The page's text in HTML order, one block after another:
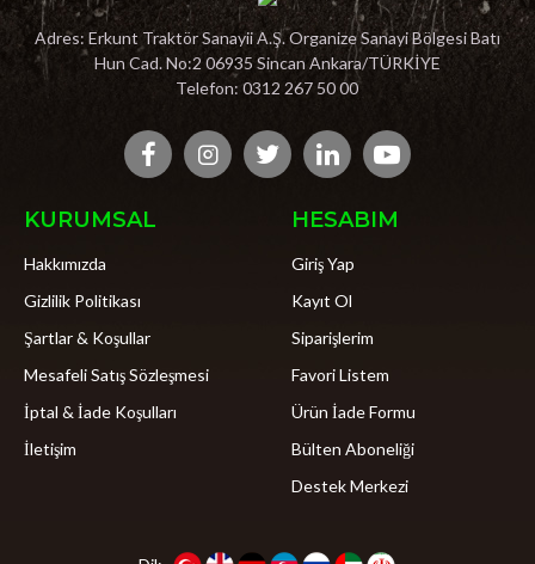
Adres: Erkunt Traktör Sanayii A.Ş. Organize Sanayi Bölgesi Batı
Hun Cad. No:2 06935 Sincan Ankara/TÜRKİYE
Telefon: 0312 267 50 00
KURUMSAL
Hakkımızda
Gizlilik Politikası
Şartlar & Koşullar
Mesafeli Satış Sözleşmesi
İptal & İade Koşulları
İletişim
HESABIM
Giriş Yap
Kayıt Ol
Siparişlerim
Favori Listem
Ürün İade Formu
Bülten Aboneliği
Destek Merkezi